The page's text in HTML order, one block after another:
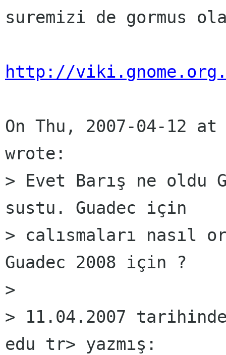
suremizi de gormus
http://
On Thu, 2007-04-12
wrote:
> Evet Barış ne oldu
sustu. Guadec için
> calısmaları nasıl
Guadec 2008 için ?
>
> 11.04.2007
edu tr> yazmış: